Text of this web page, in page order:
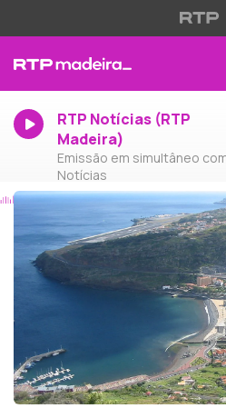
RTP Notícias (RTP
Madeira)
Emissão em simultâneo
Notícias